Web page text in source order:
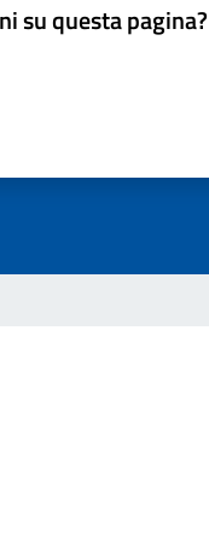
su questa pagina?